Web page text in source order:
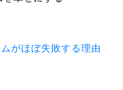
がほぼ失敗する理由